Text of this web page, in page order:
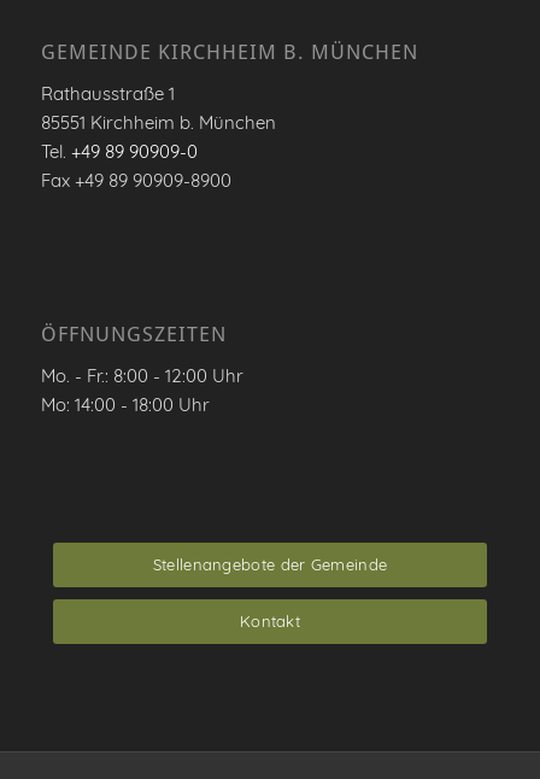
GEMEINDE KIRCHHEIM B. MÜNCHEN
Rathausstraße 1
85551 Kirchheim b. München
Tel. +49 89 90909-0
Fax +49 89 90909-8900
ÖFFNUNGSZEITEN
Mo. - Fr.: 8:00 - 12:00 Uhr
Mo: 14:00 - 18:00 Uhr
Stellenangebote der Gemeinde
Kontakt